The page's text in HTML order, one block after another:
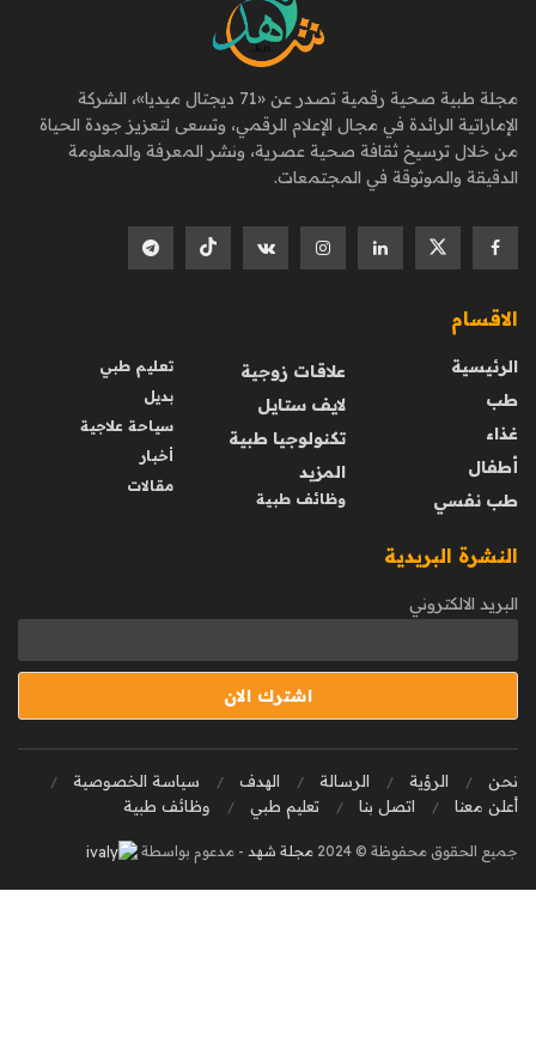
مجلة طبية صحية رقمية تصدر عن «71 ديجتال ميديا»، الشركة
الإماراتية الرائدة في مجال الإعلام الرقمي، وتسعى لتعزيز جودة الحياة
من خلال ترسيخ ثقافة صحية عصرية، ونشر المعرفة والمعلومة
الدقيقة والموثوقة في المجتمعات.
الاقسام
الرئيسية
طب
غذاء
أطفال
طب نفسي
علاقات زوجية
لايف ستايل
تكنولوجيا طبية
المزيد
وظائف طبية
تعليم طبي
بديل
سياحة علاجية
أخبار
مقالات
النشرة البريدية
البريد الالكتروني
نحن الرؤية الرسالة الهدف
سياسة الخصوصية
أعلن معنا
اتصل بنا تعليم طبي وظائف طبية
جميع الحقوق محفوظة © 2024 مجلة شهد - مدعوم بواسطة